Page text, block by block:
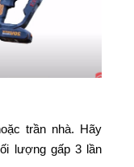
trần nhà. Hãy
lượng gấp 3 lần